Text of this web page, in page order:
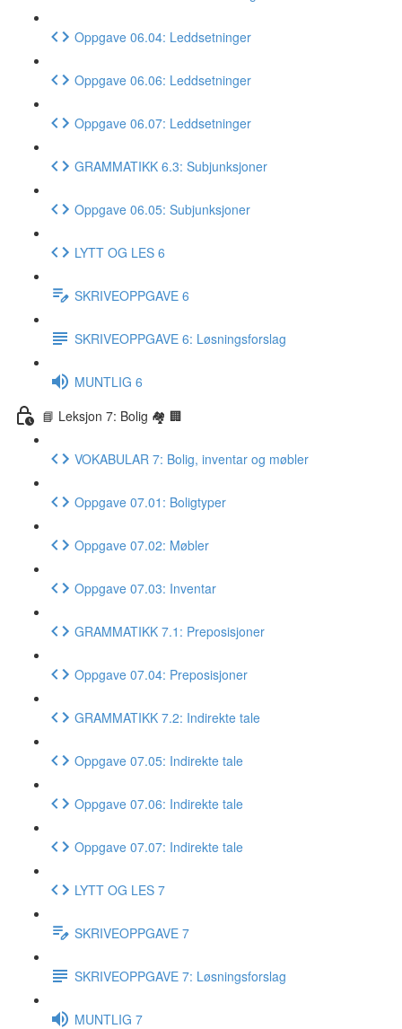
Oppgave 06.04: Leddsetninger
Oppgave 06.06: Leddsetninger
Oppgave 06.07: Leddsetninger
GRAMMATIKK 6.3: Subjunksjoner
Oppgave 06.05: Subjunksjoner
LYTT OG LES 6
SKRIVEOPPGAVE 6
SKRIVEOPPGAVE 6: Løsningsforslag
MUNTLIG 6
📘 Leksjon 7: Bolig 🏘 🏢
VOKABULAR 7: Bolig, inventar og møbler
Oppgave 07.01: Boligtyper
Oppgave 07.02: Møbler
Oppgave 07.03: Inventar
GRAMMATIKK 7.1: Preposisjoner
Oppgave 07.04: Preposisjoner
GRAMMATIKK 7.2: Indirekte tale
Oppgave 07.05: Indirekte tale
Oppgave 07.06: Indirekte tale
Oppgave 07.07: Indirekte tale
LYTT OG LES 7
SKRIVEOPPGAVE 7
SKRIVEOPPGAVE 7: Løsningsforslag
MUNTLIG 7